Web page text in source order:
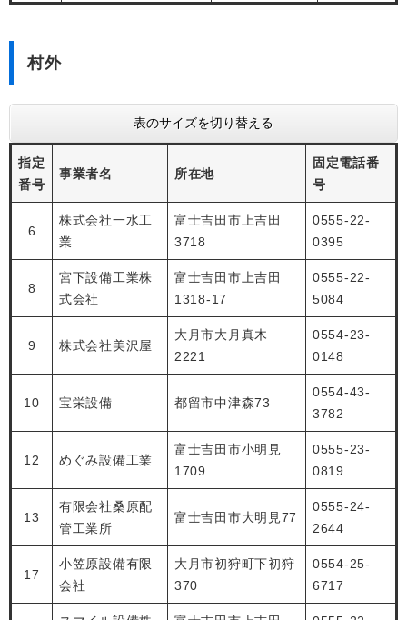
村外
表のサイズを切り替える
指定
番号
事業者名 所在地
固定電話番
号
6
株式会社一水工
業
富士吉田市上吉田
3718
0555-22-
0395
8
宮下設備工業株
式会社
富士吉田市上吉田
1318-17
0555-22-
5084
9 株式会社美沢屋
大月市大月真木
2221
0554-23-
0148
10 宝栄設備 都留市中津森73
0554-43-
3782
12 めぐみ設備工業
富士吉田市小明見
1709
0555-23-
0819
13
有限会社桑原配
管工業所
富士吉田市大明見77
0555-24-
2644
17
小笠原設備有限
会社
大月市初狩町下初狩
370
0554-25-
6717